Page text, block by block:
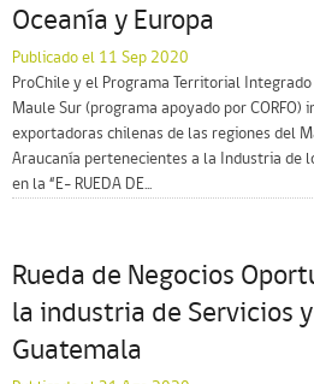
Oceanía y Europa
Publicado el 11 Sep 2020
ProChile y el Programa Territorial Integrado
Maule Sur (programa apoyado por CORFO)
exportadoras chilenas de las regiones del
Araucanía pertenecientes a la Industria de
en la “E- RUEDA DE...
Rueda de Negocios
la industria de Servicios y
Guatemala